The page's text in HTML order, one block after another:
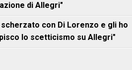
di Allegri"
con Di Lorenzo e gli ho
lo scetticismo su Allegri"